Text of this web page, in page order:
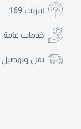
انترنت 169
خدمات عامة
نقل وتوصيل